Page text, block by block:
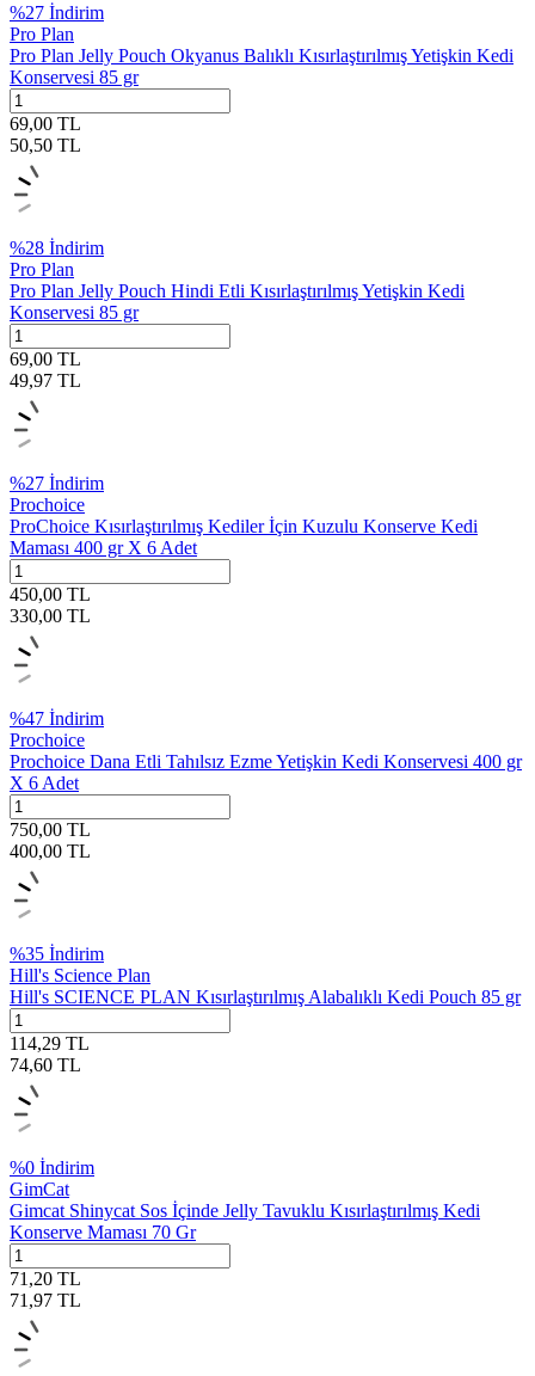
%27 İndirim
Pro Plan
Pro Plan Jelly Pouch Okyanus Balıklı Kısırlaştırılmış Yetişkin Kedi
Konservesi 85 gr
69,00 TL
50,50 TL
%28 İndirim
Pro Plan
Pro Plan Jelly Pouch Hindi Etli Kısırlaştırılmış Yetişkin Kedi
Konservesi 85 gr
69,00 TL
49,97 TL
%27 İndirim
Prochoice
ProChoice Kısırlaştırılmış Kediler İçin Kuzulu Konserve Kedi
Maması 400 gr X 6 Adet
450,00 TL
330,00 TL
%47 İndirim
Prochoice
Prochoice Dana Etli Tahılsız Ezme Yetişkin Kedi Konservesi 400 gr
X 6 Adet
750,00 TL
400,00 TL
%35 İndirim
Hill's Science Plan
Hill's SCIENCE PLAN Kısırlaştırılmış Alabalıklı Kedi Pouch 85 gr
114,29 TL
74,60 TL
%0 İndirim
GimCat
Gimcat Shinycat Sos İçinde Jelly Tavuklu Kısırlaştırılmış Kedi
Konserve Maması 70 Gr
71,20 TL
71,97 TL